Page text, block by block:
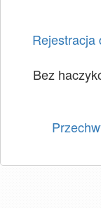
Rejestracja
Bez